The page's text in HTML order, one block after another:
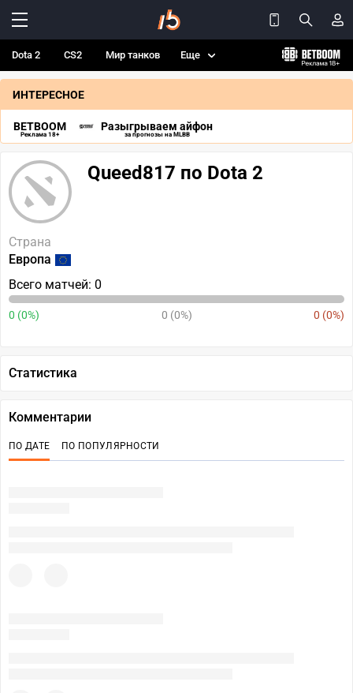
Dota 2 CS2 Мир танков Еще
ИНТЕРЕСНОЕ
BETBOOM
Реклама 18+
Разыгрываем айфон
за прогнозы на MLBB
Queed817 по Dota 2
Страна
Европа
Всего матчей: 0
0 (0%) 0 (0%) 0 (0%)
Статистика
Комментарии
ПО ДАТЕ ПО ПОПУЛЯРНОСТИ